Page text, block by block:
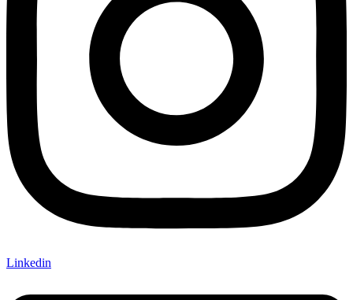
Linkedin